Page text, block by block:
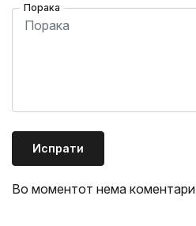
Порака
Испрати
Во моментот нема коментари